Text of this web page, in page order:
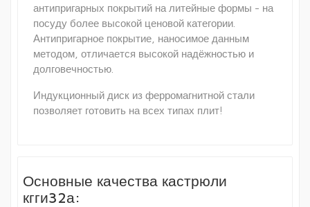
антипригарных покрытий на литейные формы - на
посуду более высокой ценовой категории.
Антипригарное покрытие, наносимое данным
методом, отличается высокой надёжностью и
долговечностью.
Индукционный диск из ферромагнитной стали
позволяет готовить на всех типах плит!
Основные качества кастрюли
кгги32а: